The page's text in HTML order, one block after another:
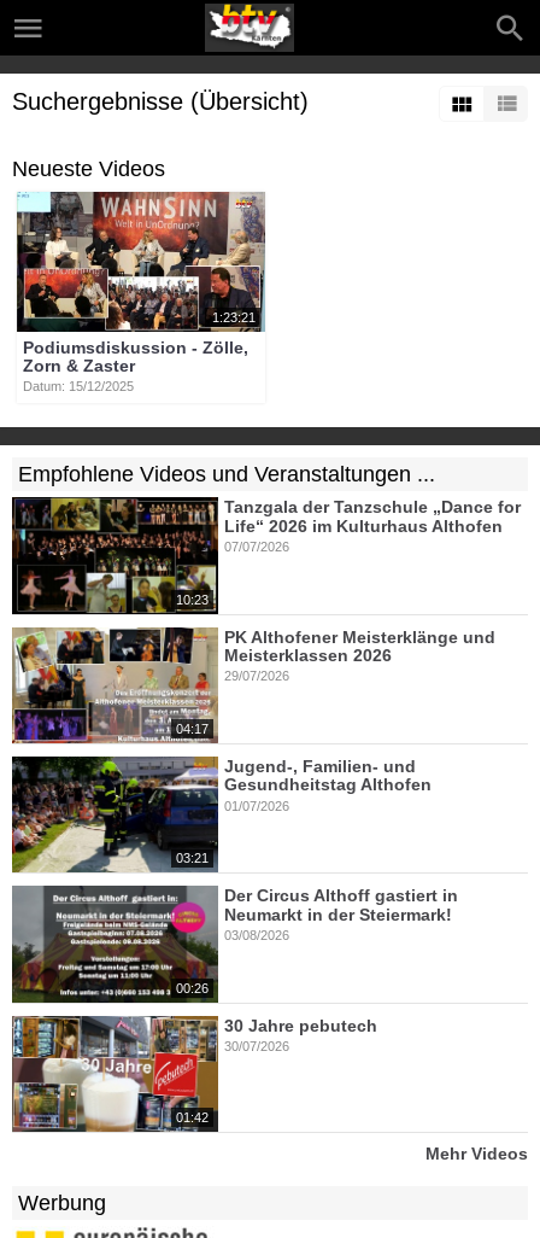
Suchergebnisse (Übersicht)
Neueste Videos
1:23:21
Podiumsdiskussion - Zölle,
Zorn & Zaster
Datum: 15/12/2025
Empfohlene Videos und Veranstaltungen ...
10:23
Tanzgala der Tanzschule „Dance for
Life“ 2026 im Kulturhaus Althofen
07/07/2026
04:17
PK Althofener Meisterklänge und
Meisterklassen 2026
29/07/2026
03:21
Jugend-, Familien- und
Gesundheitstag Althofen
01/07/2026
00:26
Der Circus Althoff gastiert in
Neumarkt in der Steiermark!
03/08/2026
01:42
30 Jahre pebutech
30/07/2026
Mehr Videos
Werbung